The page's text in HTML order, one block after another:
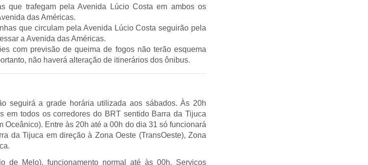
que trafegam pela Avenida Lúcio Costa em ambos os
das Américas.
que circulam pela Avenida Lúcio Costa seguirão pela
a Avenida das Américas.
com previsão de queima de fogos não terão esquema
não haverá alteração de itinerários dos ônibus.
seguirá a grade horária utilizada aos sábados. Às 20h
em todos os corredores do BRT sentido Barra da Tijuca
Oceânico). Entre às 20h até a 00h do dia 31 só funcionará
da Tijuca em direção à Zona Oeste (TransOeste), Zona
de Melo), funcionamento normal até às 00h. Serviços